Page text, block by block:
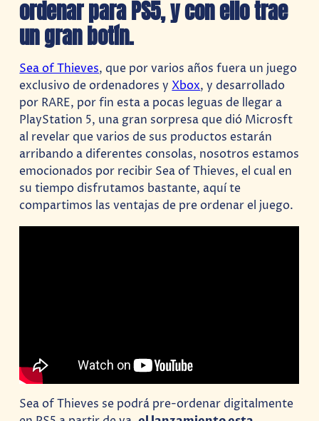
ordenar para PS5, y con ello trae
un gran botín.
Sea of Thieves, que por varios años fuera un juego
exclusivo de ordenadores yXbox, y desarrollado
por RARE, por fin esta a pocas leguas de llegar a
PlayStation 5, una gran sorpresa que dió Microsft
al revelar que varios de sus productos estarán
arribando a diferentes consolas, nosotros estamos
emocionados por recibir Sea of Thieves, el cual en
su tiempo disfrutamos bastante, aquí te
compartimos las ventajas de pre ordenar el juego.
Sea of Thieves se podrá pre-ordenar digitalmente